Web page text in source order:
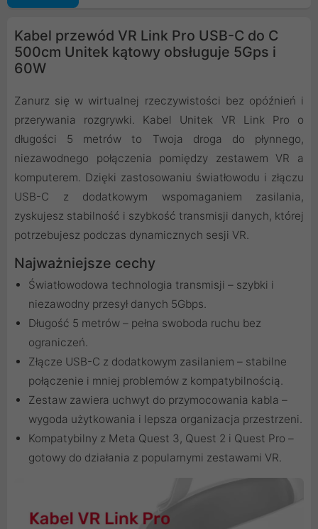
Kabel przewód VR Link Pro USB-C do C
500cm Unitek kątowy obsługuje 5Gps i
60W
Zanurz się w wirtualnej rzeczywistości bez opóźnień i
przerywania rozgrywki. Kabel Unitek VR Link Pro o
długości 5 metrów to Twoja droga do płynnego,
niezawodnego połączenia pomiędzy zestawem VR a
komputerem. Dzięki zastosowaniu światłowodu i złączu
USB-C z dodatkowym wspomaganiem zasilania,
zyskujesz stabilność i szybkość transmisji danych, której
potrzebujesz podczas dynamicznych sesji VR.
Najważniejsze cechy
Światłowodowa technologia transmisji – szybki i
niezawodny przesył danych 5Gbps.
Długość 5 metrów – pełna swoboda ruchu bez
ograniczeń.
Złącze USB-C z dodatkowym zasilaniem – stabilne
połączenie i mniej problemów z kompatybilnością.
Zestaw zawiera uchwyt do przymocowania kabla –
wygoda użytkowania i lepsza organizacja przestrzeni.
Kompatybilny z Meta Quest 3, Quest 2 i Quest Pro –
gotowy do działania z popularnymi zestawami VR.